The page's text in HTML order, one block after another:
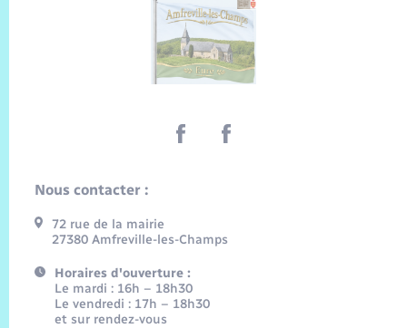
Nous contacter :
72 rue de la mairie
27380 Amfreville-les-Champs
Horaires d'ouverture :
Le mardi : 16h – 18h30
Le vendredi : 17h – 18h30
et sur rendez-vous